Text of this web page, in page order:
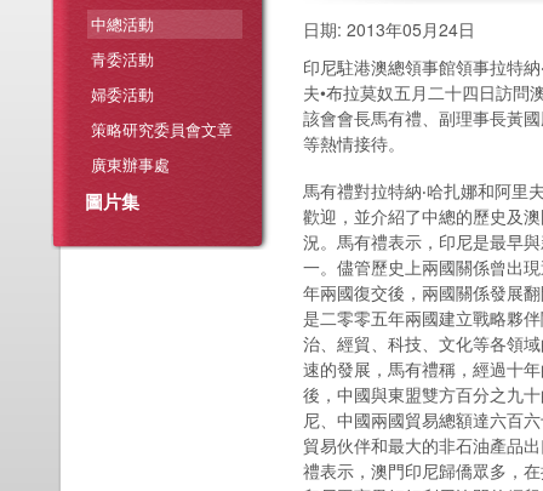
中總活動
青委活動
婦委活動
策略研究委員會文章
廣東辦事處
圖片集
日期: 2013年05月24日
印尼駐港澳總領事館領事拉特
夫•布拉莫奴五月二十四日訪問
該會會長馬有禮、副理事長黃
等熱情接待。
馬有禮對拉特納‧哈扎娜和阿里
歡迎，並介紹了中總的歷史及
況。馬有禮表示，印尼是最早
一。儘管歷史上兩國關係曾出
年兩國復交後，兩國關係發展
是二零零五年兩國建立戰略夥
治、經貿、科技、文化等各領
速的發展，馬有禮稱，經過十
後，中國與東盟雙方百分之九
尼、中國兩國貿易總額達六百
貿易伙伴和最大的非石油產品
禮表示，澳門印尼歸僑眾多，